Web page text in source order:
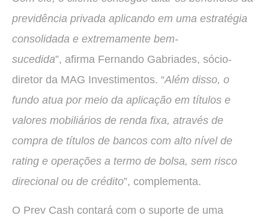
previdência privada aplicando em uma estratégia
consolidada e extremamente bem-
sucedida”, afirma Fernando Gabriades, sócio-
diretor da MAG Investimentos. “Além disso, o
fundo atua por meio da aplicação em títulos e
valores mobiliários de renda fixa, através de
compra de títulos de bancos com alto nível de
rating e operações a termo de bolsa, sem risco
direcional ou de crédito”, complementa.
O Prev Cash contará com o suporte de uma